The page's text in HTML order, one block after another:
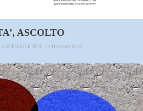
ASCOLTO
ED ETICA · 14 Dicembre 2016